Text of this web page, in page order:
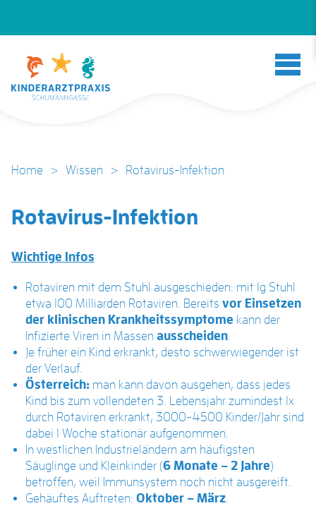
Home > Wissen > Rotavirus-Infektion
Rotavirus-Infektion
Wichtige Infos
Rotaviren mit dem Stuhl ausgeschieden: mit 1g Stuhl
etwa 100 Milliarden Rotaviren. Bereits vor Einsetzen
der klinischen Krankheitssymptome kann der
Infizierte Viren in Massenausscheiden.
Je früher ein Kind erkrankt, desto schwerwiegender ist
der Verlauf.
Österreich:man kann davon ausgehen, dass jedes
Kind bis zum vollendeten 3. Lebensjahr zumindest 1x
durch Rotaviren erkrankt, 3000-4500 Kinder/Jahr sind
dabei 1 Woche stationär aufgenommen.
In westlichen Industrieländern am häufigsten
Säuglinge und Kleinkinder (6 Monate – 2 Jahre)
betroffen, weil Immunsystem noch nicht ausgereift.
Gehäuftes Auftreten: Oktober – März.